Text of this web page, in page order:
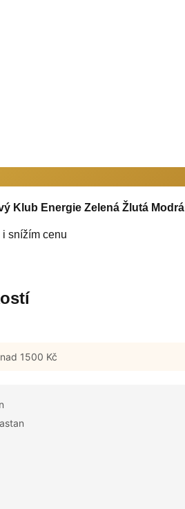
Klub Energie Zelená Žlutá Modrá
snížím cenu
1500 Kč